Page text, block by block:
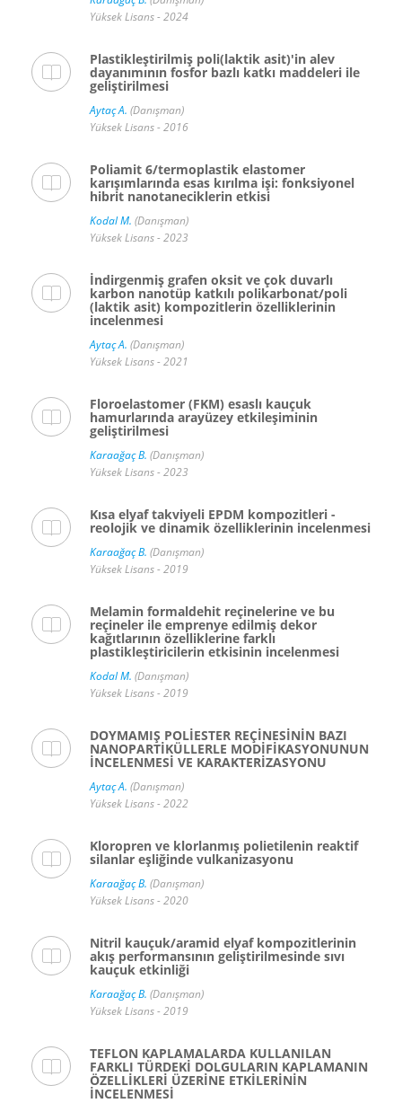
Yüksek Lisans - 2024
Plastikleştirilmiş poli(laktik asit)'in alev
dayanımının fosfor bazlı katkı maddeleri ile
geliştirilmesi
Aytaç A. (Danışman)
Yüksek Lisans - 2016
Poliamit 6/termoplastik elastomer
karışımlarında esas kırılma işi: fonksiyonel
hibrit nanotaneciklerin etkisi
Kodal M. (Danışman)
Yüksek Lisans - 2023
İndirgenmiş grafen oksit ve çok duvarlı
karbon nanotüp katkılı polikarbonat/poli
(laktik asit) kompozitlerin özelliklerinin
incelenmesi
Aytaç A. (Danışman)
Yüksek Lisans - 2021
Floroelastomer (FKM) esaslı kauçuk
hamurlarında arayüzey etkileşiminin
geliştirilmesi
Karaağaç B. (Danışman)
Yüksek Lisans - 2023
Kısa elyaf takviyeli EPDM kompozitleri -
reolojik ve dinamik özelliklerinin incelenmesi
Karaağaç B. (Danışman)
Yüksek Lisans - 2019
Melamin formaldehit reçinelerine ve bu
reçineler ile emprenye edilmiş dekor
kağıtlarının özelliklerine farklı
plastikleştiricilerin etkisinin incelenmesi
Kodal M. (Danışman)
Yüksek Lisans - 2019
DOYMAMIŞ POLİESTER REÇİNESİNİN BAZI
NANOPARTİKÜLLERLE MODİFİKASYONUNUN
İNCELENMESİ VE KARAKTERİZASYONU
Aytaç A. (Danışman)
Yüksek Lisans - 2022
Kloropren ve klorlanmış polietilenin reaktif
silanlar eşliğinde vulkanizasyonu
Karaağaç B. (Danışman)
Yüksek Lisans - 2020
Nitril kauçuk/aramid elyaf kompozitlerinin
akış performansının geliştirilmesinde sıvı
kauçuk etkinliği
Karaağaç B. (Danışman)
Yüksek Lisans - 2019
TEFLON KAPLAMALARDA KULLANILAN
FARKLI TÜRDEKİ DOLGULARIN KAPLAMANIN
ÖZELLİKLERİ ÜZERİNE ETKİLERİNİN
İNCELENMESİ